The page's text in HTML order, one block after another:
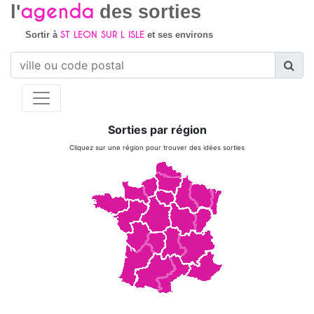
l'agenda des sorties
Sortir à ST LEON SUR L ISLEet ses environs
Sorties par région
Cliquez sur une région pour trouver des idées sorties